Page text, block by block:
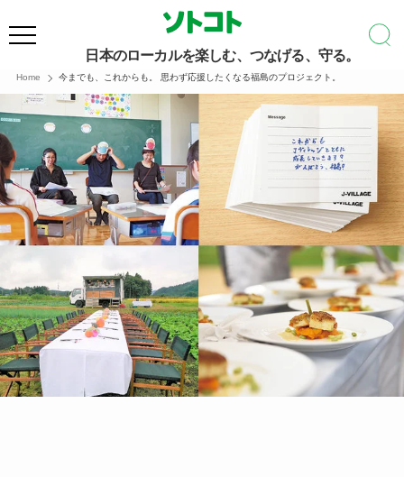
日本のローカルを楽しむ、つなげる、守る。
Home 今までも、これからも。 思わず応援したくなる福島のプロジェクト。